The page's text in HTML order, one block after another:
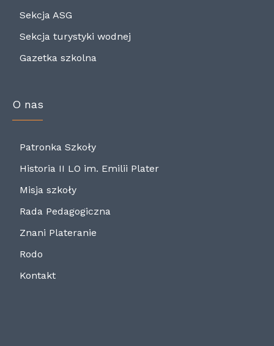
Sekcja ASG
Sekcja turystyki wodnej
Gazetka szkolna
O nas
Patronka Szkoły
Historia II LO im. Emilii Plater
Misja szkoły
Rada Pedagogiczna
Znani Plateranie
Rodo
Kontakt